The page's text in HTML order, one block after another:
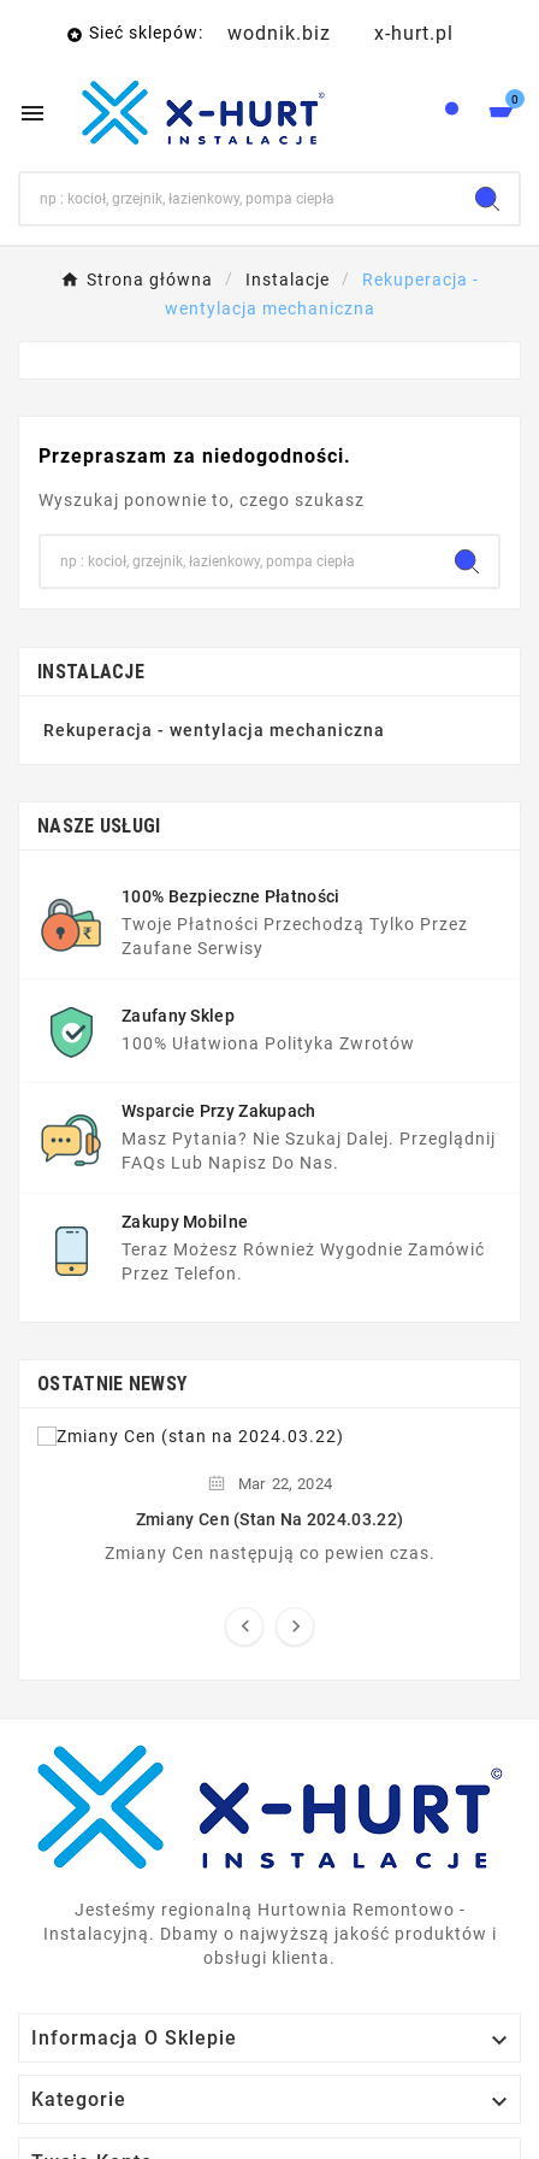
 Sieć sklepów: wodnik.biz x-hurt.pl
 0
Strona główna Instalacje
Rekuperacja -
wentylacja mechaniczna
Przepraszam za niedogodności.
Wyszukaj ponownie to, czego szukasz
INSTALACJE
Rekuperacja - wentylacja mechaniczna
NASZE USŁUGI
100% Bezpieczne Płatności
Twoje Płatności Przechodzą Tylko Przez
Zaufane Serwisy
Zaufany Sklep
100% Ułatwiona Polityka Zwrotów
Wsparcie Przy Zakupach
Masz Pytania? Nie Szukaj Dalej. Przeglądnij
FAQs Lub Napisz Do Nas.
Zakupy Mobilne
Teraz Możesz Również Wygodnie Zamówić
Przez Telefon.
OSTATNIE NEWSY
Mar 22, 2024
Zmiany Cen (stan Na 2024.03.22)
Zmiany Cen następują co pewien czas.
 
Jesteśmy regionalną Hurtownia Remontowo -
Instalacyjną. Dbamy o najwyższą jakość produktów i
obsługi klienta.
Informacja O Sklepie 
Kategorie 